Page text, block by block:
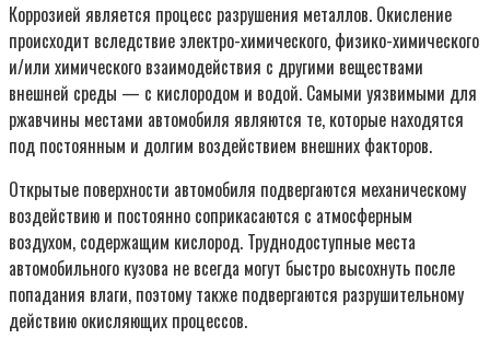
Коррозией является процесс разрушения металлов. Окисление
происходит вследствие электро-химического, физико-химического
и/или химического взаимодействия с другими веществами
внешней среды — с кислородом и водой. Самыми уязвимыми для
ржавчины местами автомобиля являются те, которые находятся
под постоянным и долгим воздействием внешних факторов.
Открытые поверхности автомобиля подвергаются механическому
воздействию и постоянно соприкасаются с атмосферным
воздухом, содержащим кислород. Труднодоступные места
автомобильного кузова не всегда могут быстро высохнуть после
попадания влаги, поэтому также подвергаются разрушительному
действию окисляющих процессов.